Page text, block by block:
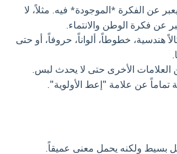
عن الفكرة *الموجودة* فيه. مثلاً، لا
عن فكرة الوطن والانتماء.
هندسية، خطوطاً، ألواناً، حروفاً، أو حتى
الأخرى حتى لا يحدث لبس.
عن علامة "إعط الأولوية".
بسيط ولكنه يحمل معنى عميقاً.